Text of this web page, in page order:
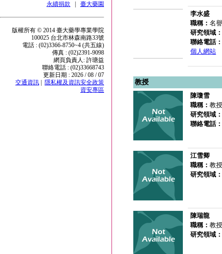
永續捐款
臺大藥園
版權所有 © 2014 臺大藥學專業學院
100025 台北市林森南路33號
電話 : (02)3366-8750~4 (共五線)
傳真 : (02)2391-9098
網頁負責人: 許瑭益
聯絡電話 : (02)33668743
更新日期 : 2026 / 08 / 07
交通資訊
隱私權及資訊安全政策
資安專區
李水盛
職稱： 名
研究領域：
聯絡電話：
個人網站
教授
陳瓊雪
職稱： 教
研究領域：
聯絡電話：
江雪卿
職稱： 教授
研究領域：
陳瑞龍
職稱： 教授
研究領域：